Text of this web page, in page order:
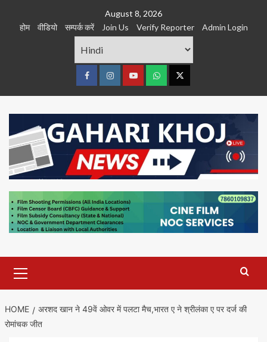
August 8, 2026
होम
वीडियो सम्पर्क करें Join Us Verify Reporter Admin Login
FacebookInstagramyoutubeWhatsTwitter
Menu
HOME
अरशद खान ने 49वें ओवर में पलटा मैच,भारत ए ने श्रीलंका ए पर दर्ज की
रोमांचक जीत